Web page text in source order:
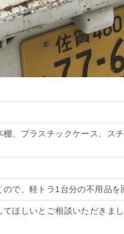
棚、プラスチックケース、ス
で、軽トラ1台分の不用品を
ほしいとご相談いただきまし